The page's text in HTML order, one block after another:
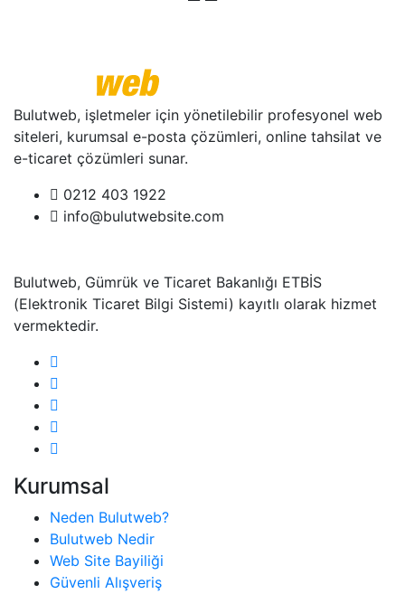
Bulutweb, işletmeler için yönetilebilir profesyonel web
siteleri, kurumsal e-posta çözümleri, online tahsilat ve
e-ticaret çözümleri sunar.
0212 403 1922
info@bulutwebsite.com
Bulutweb, Gümrük ve Ticaret Bakanlığı ETBİS
(Elektronik Ticaret Bilgi Sistemi) kayıtlı olarak hizmet
vermektedir.
Kurumsal
Neden Bulutweb?
Bulutweb Nedir
Web Site Bayiliği
Güvenli Alışveriş